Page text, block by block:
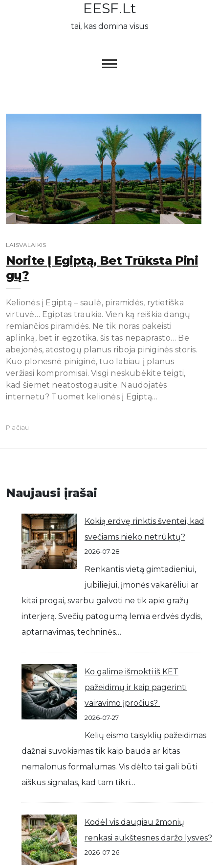
EESF.lt
tai, kas domina visus
LAISVALAIKIS
Norite Į Egiptą, Bet Trūksta Pini
Gų?
Kelionės į Egiptą – saulė, piramidės, rytietiška
virtuvė… Egiptas traukia. Vien ką reiškia dangų
remiančios piramidės. Ne tik noras pakeisti
aplinką, bet ir egzotika, šis tas nepaprasto… Be
abejonės, atostogų planus riboja piniginės storis.
Kuo plonesnė piniginė, tuo labiau į planus
veržiasi kompromisai. Visgi neskubėkite teigti,
kad šiemet neatostogausite. Naudojatės
internetu? Tuomet kelionės į Egiptą…
Plačiau
Naujausi įrašai
Kokią erdvę rinktis šventei, kad
svečiams nieko netrūktų?
2026-07-28
Renkantis vietą gimtadieniui,
jubiliejui, įmonės vakarėliui ar
kitai progai, svarbu galvoti ne tik apie gražų
interjerą. Svečių patogumą lemia erdvės dydis,
aptarnavimas, techninės…
Ko galime išmokti iš KET
pažeidimų ir kaip pagerinti
vairavimo įpročius?
2026-07-27
Kelių eismo taisyklių pažeidimas
dažnai suvokiamas tik kaip bauda ar kitas
nemalonus formalumas. Vis dėlto tai gali būti
aiškus signalas, kad tam tikri…
Kodėl vis daugiau žmonių
renkasi aukštesnes daržo lysves?
2026-07-26